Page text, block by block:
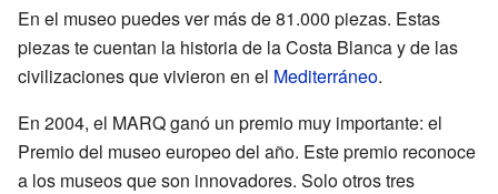
En el museo puedes ver más de 81.000 piezas. Estas
piezas te cuentan la historia de la Costa Blanca y de las
civilizaciones que vivieron en el Mediterráneo.
En 2004, el MARQ ganó un premio muy importante: el
Premio del museo europeo del año. Este premio reconoce
a los museos que son innovadores. Solo otros tres